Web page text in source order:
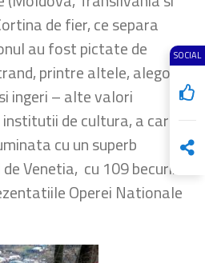
SOCIAL
de fier, ce separa
au fost pictate de
printre altele, alegorii
ingeri – alte valori
de cultura, a carei
cu un superb
Venetia, cu 109 becuri.
Operei Nationale